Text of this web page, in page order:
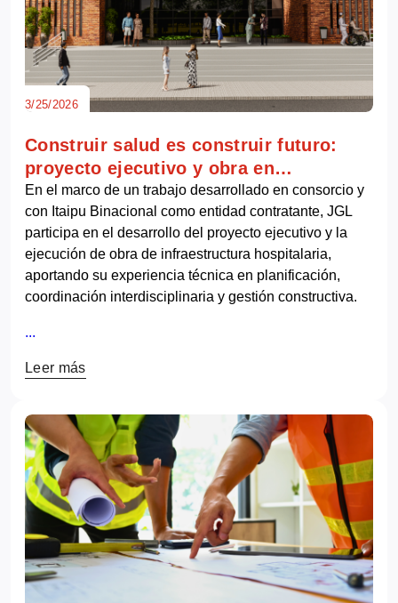
3/25/2026
Construir salud es construir futuro:
proyecto ejecutivo y obra en
infraestructura hospitalaria
En el marco de un trabajo desarrollado en consorcio y
con Itaipu Binacional como entidad contratante, JGL
participa en el desarrollo del proyecto ejecutivo y la
ejecución de obra de infraestructura hospitalaria,
aportando su experiencia técnica en planificación,
coordinación interdisciplinaria y gestión constructiva.
...
Leer más